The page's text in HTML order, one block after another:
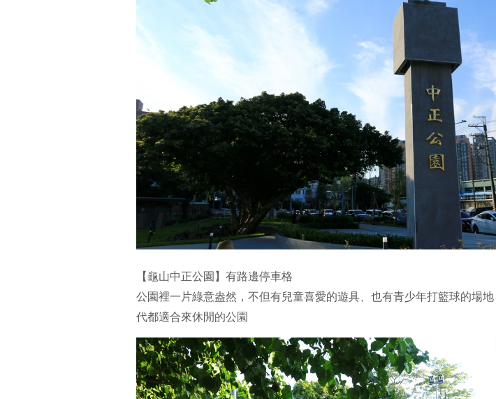
【龜山中正公園】有路邊停車格
公園裡一片綠意盎然，不但有兒童喜愛的遊具、也有青少年打籃球的場
代都適合來休閒的公園